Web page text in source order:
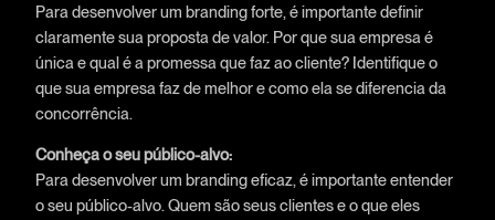
Para desenvolver um branding forte, é importante definir
claramente sua proposta de valor. Por que sua empresa é
única e qual é a promessa que faz ao cliente? Identifique o
que sua empresa faz de melhor e como ela se diferencia da
concorrência.
Conheça o seu público-alvo:
Para desenvolver um branding eficaz, é importante entender
o seu público-alvo. Quem são seus clientes e o que eles